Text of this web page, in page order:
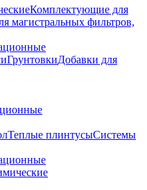
Комплектующие для
магистральных фильтров,
ГрунтовкиДобавки для
Теплые плинтусыСистемы